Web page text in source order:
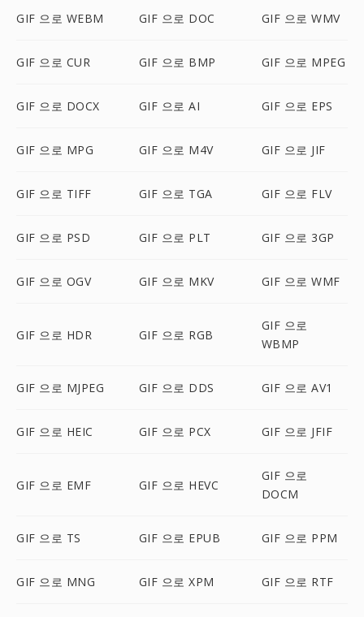
GIF 으로 WEBM GIF 으로 DOC GIF 으로 WMV
GIF 으로 CUR GIF 으로 BMP GIF 으로 MPEG
GIF 으로 DOCX GIF 으로 AI GIF 으로 EPS
GIF 으로 MPG GIF 으로 M4V GIF 으로 JIF
GIF 으로 TIFF GIF 으로 TGA GIF 으로 FLV
GIF 으로 PSD GIF 으로 PLT GIF 으로 3GP
GIF 으로 OGV GIF 으로 MKV GIF 으로 WMF
GIF 으로 HDR GIF 으로 RGB
GIF 으로
WBMP
GIF 으로 MJPEG GIF 으로 DDS GIF 으로 AV1
GIF 으로 HEIC GIF 으로 PCX GIF 으로 JFIF
GIF 으로 EMF GIF 으로 HEVC
GIF 으로
DOCM
GIF 으로 TS GIF 으로 EPUB GIF 으로 PPM
GIF 으로 MNG GIF 으로 XPM GIF 으로 RTF